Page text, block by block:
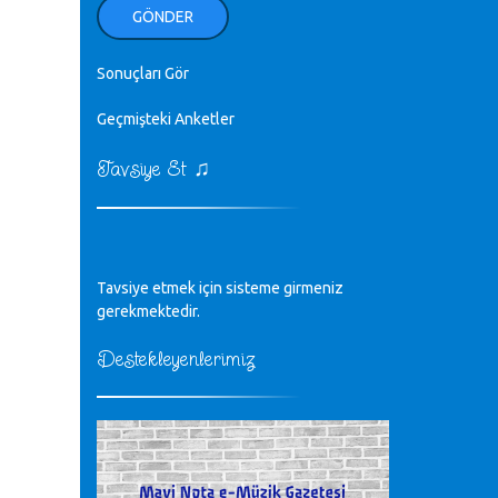
ellerinden benim için öpün.
Kurtuluş Çelebi - 07.01.2023
♪
Mavi Nota - 24.11.2022
♪
Biliyorum Cüneyt bey, yazımda da
♪
sayın müfit bey bilgilerinizi kontrol
edi 6440 sayılı cso kurulrş kanununda
GÖNDER
Sonuçları Gör
Geçmişteki Anketler
Tavsiye Et ♫
Tavsiye etmek için sisteme girmeniz
gerekmektedir.
Destekleyenlerimiz